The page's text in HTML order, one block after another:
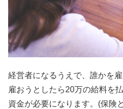
経営者になるうえで、誰かを
雇おうとしたら20万の給料を
資金が必要になります。(保険